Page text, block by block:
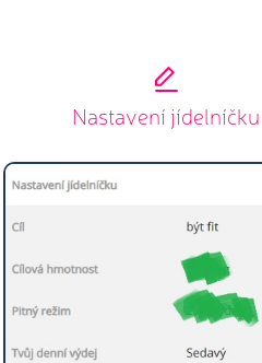
Nastavení jídelníčku